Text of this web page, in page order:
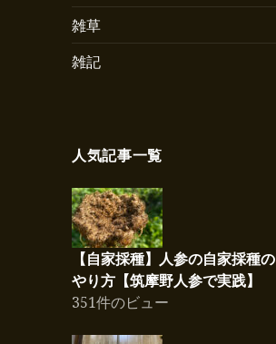
雑草
雑記
人気記事一覧
【自家採種】人参の自家採種の
やり方【筑摩野人参で実践】
351件のビュー